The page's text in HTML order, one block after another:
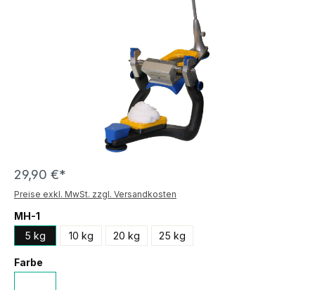
29,90 €*
Preise exkl. MwSt. zzgl. Versandkosten
MH-1
5 kg
10 kg 20 kg 25 kg
Farbe